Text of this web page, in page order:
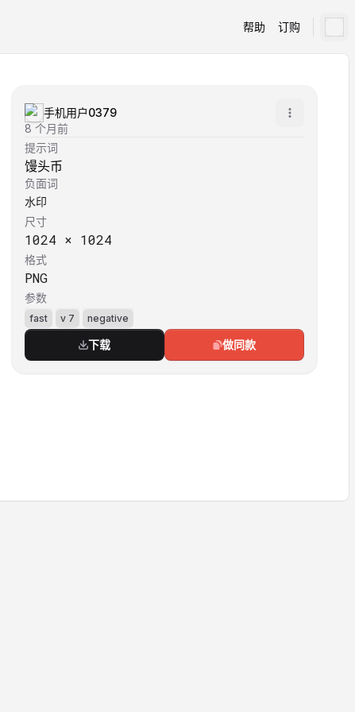
帮助 订购
手机用户0379
8 个月前
提示词
馒头币
负面词
水印
尺寸
1024 × 1024
格式
PNG
参数
fast v 7 negative
下载 做同款